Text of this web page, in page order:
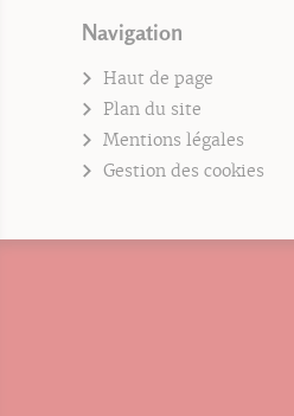
Navigation
Haut de page
Plan du site
Mentions légales
Gestion des cookies